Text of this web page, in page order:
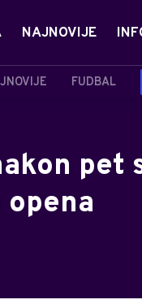
NAJNOVIJE
FUDBAL
pet